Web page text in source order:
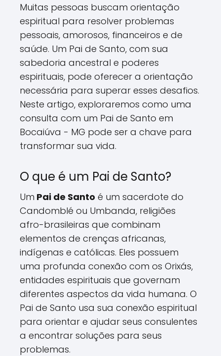
Muitas pessoas buscam orientação
espiritual para resolver problemas
pessoais, amorosos, financeiros e de
saúde. Um Pai de Santo, com sua
sabedoria ancestral e poderes
espirituais, pode oferecer a orientação
necessária para superar esses desafios.
Neste artigo, exploraremos como uma
consulta com um Pai de Santo em
Bocaiúva - MG pode ser a chave para
transformar sua vida.
O que é um Pai de Santo?
Um Pai de Santo é um sacerdote do
Candomblé ou Umbanda, religiões
afro-brasileiras que combinam
elementos de crenças africanas,
indígenas e católicas. Eles possuem
uma profunda conexão com os Orixás,
entidades espirituais que governam
diferentes aspectos da vida humana. O
Pai de Santo usa sua conexão espiritual
para orientar e ajudar seus consulentes
a encontrar soluções para seus
problemas.